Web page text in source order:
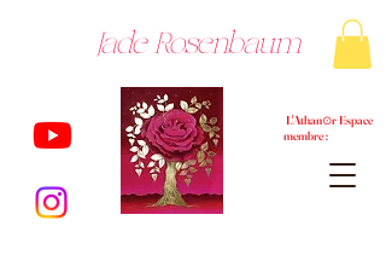
Jade Rosenbaum
L'Athan⊙r Espace
membre :